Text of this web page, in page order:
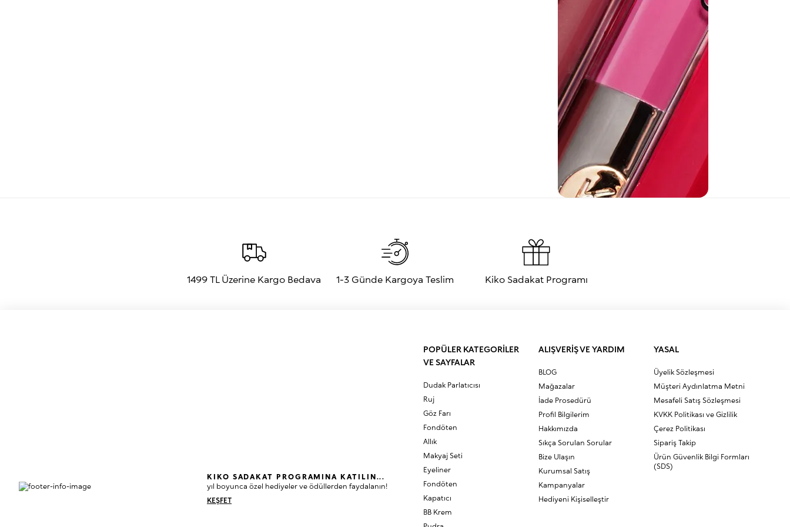
1499 TL Üzerine Kargo Bedava 1-3 Günde Kargoya Teslim Kiko Sadakat Programı
KIKO SADAKAT PROGRAMINA KATILIN...
yıl boyunca özel hediyeler ve ödüllerden faydalanın!
KEŞFET
POPÜLER KATEGORİLER
VE SAYFALAR
Dudak Parlatıcısı
Ruj
Göz Farı
Fondöten
Allık
Makyaj Seti
Eyeliner
Fondöten
Kapatıcı
BB Krem
ALIŞVERİŞ VE YARDIM
BLOG
Mağazalar
İade Prosedürü
Profil Bilgilerim
Hakkımızda
Sıkça Sorulan Sorular
Bize Ulaşın
Kurumsal Satış
Kampanyalar
Hediyeni Kişiselleştir
YASAL
Üyelik Sözleşmesi
Müşteri Aydınlatma Metni
Mesafeli Satış Sözleşmesi
KVKK Politikası ve Gizlilik
Çerez Politikası
Sipariş Takip
Ürün Güvenlik Bilgi Formları
(SDS)